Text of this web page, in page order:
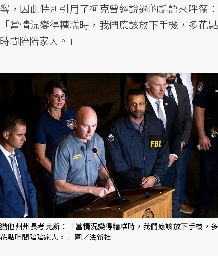
響，因此特別引用了柯克曾經說過的話語來呼籲：
「當情況變得糟糕時，我們應該放下手機，多花點
時間陪陪家人。」
猶他州州長考克斯：「當情況變得糟糕時，我們應該放下手機，多
花點時間陪陪家人。」 圖／法新社